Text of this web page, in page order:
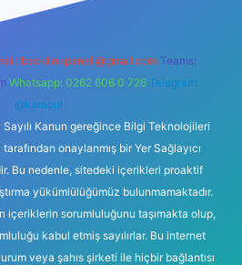
backlinkpaneli@gmail.com Teams:
Whatsapp: 0262 606 0 726 Telegram:
@karabul
Kanun gereğince Bilgi Teknolojileri
onaylanmış bir Yer Sağlayıcı
Bu nedenle, sitedeki içerikleri proaktif
yükümlülüğümüz bulunmamaktadır.
içeriklerin sorumluluğunu taşımakta olup,
kabul etmiş sayılırlar. Bu internet
veya şahıs şirketi ile hiçbir bağlantısı